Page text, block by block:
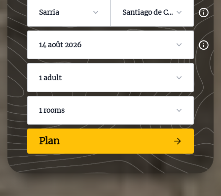
Sarria Santiago de Compostela
14 août 2026
1 adult
1 rooms
Plan